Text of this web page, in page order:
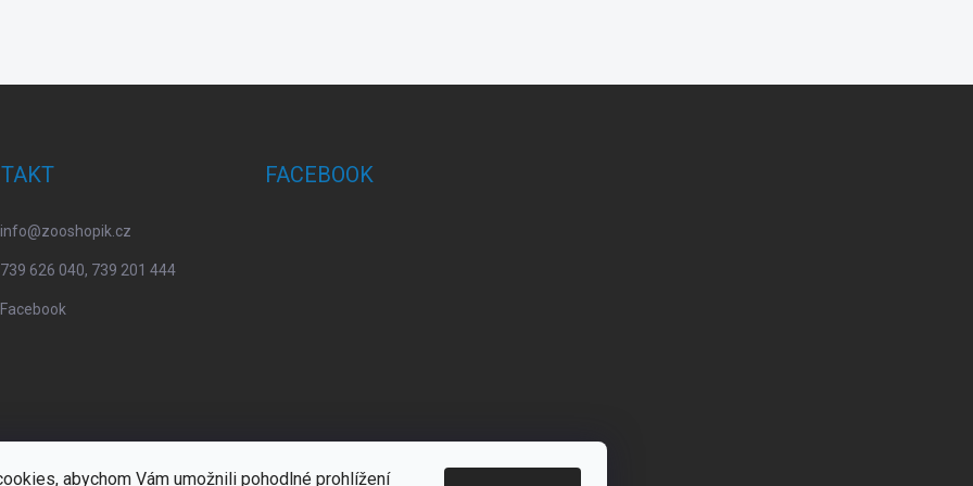
abychom Vám umožnili pohodlné prohlížení
info@zooshopik.cz
739 626 040, 739 201 444
Facebook
FACEBOOK